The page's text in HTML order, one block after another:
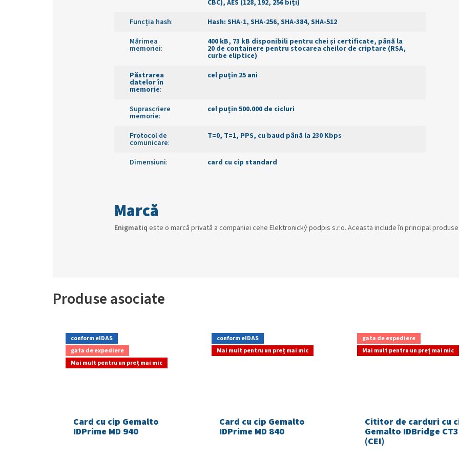
Produse asociate
conform eIDAS
gata de expediere
Mai mult pentru un preț mai mic
Card cu cip Gemalto
IDPrime MD 940
conform eIDAS
Mai mult pentru un preț mai mic
Card cu cip Gemalto
IDPrime MD 840
gata de expediere
Mai mult pentru un preț mai mic
Cititor de carduri cu
Gemalto IDBridge
(CEI)
CBC), AES (128, 192, 256 biți)
Funcția hash:
Hash: SHA-1, SHA-256, SHA-384, SHA-512
Mărimea
memoriei:
400 kB, 73 kB disponibili pentru chei și certificate, până la
20 de containere pentru stocarea cheilor de criptare (RSA,
curbe eliptice)
Păstrarea
datelor în
memorie:
cel puțin 25 ani
Suprascriere
memorie:
cel puțin 500.000 de cicluri
Protocol de
comunicare:
T=0, T=1, PPS, cu baud până la 230 Kbps
Dimensiuni: card cu cip standard
Enigmatiq este o marcă privată a companiei cehe Elektronický podpis s.r.o. Aceasta include în principal